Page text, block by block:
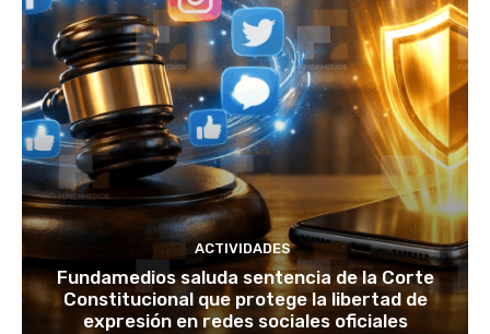
ACTIVIDADES
Fundamedios saluda sentencia de la Corte
Constitucional que protege la libertad de
expresión en redes sociales oficiales